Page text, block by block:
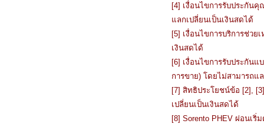
[4] เงื่อนไขการรับประกัน
แลกเปลี่ยนเป็นเงินสดได้
[5] เงื่อนไขการบริการช่วย
เงินสดได้
[6] เงื่อนไขการรับประกันแ
การขาย) โดยไม่สามารถแ
[7] สิทธิประโยชน์ข้อ [2],
เปลี่ยนเป็นเงินสดได้
[8] Sorento PHEV ผ่อนเริ่